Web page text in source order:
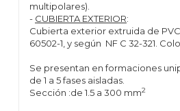
multipolares).
- CUBIERTA EXTERIOR:
Cubierta exterior extruida de PVC
60502-1, y según NF C 32-321.
Se presentan en formaciones
de 1 a 5 fases aisladas.
Sección :de 1.5 a 300 mm2